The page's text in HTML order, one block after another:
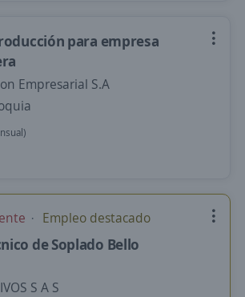
para empresa
Empresarial S.A
Empleo destacado
de Soplado Bello
S A S